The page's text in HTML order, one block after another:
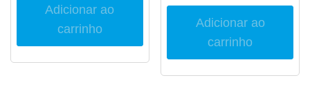
Adicionar ao
carrinho
Adicionar ao
carrinho